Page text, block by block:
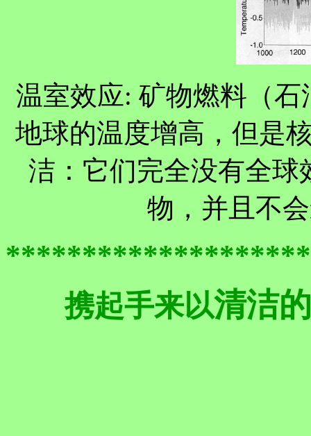
温室效应: 矿物燃料（
地球的温度增高，但是
洁：它们完全没有全
物，并且不
携起手来以清洁